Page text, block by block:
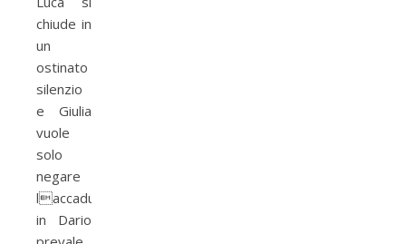
chiude in
un
ostinato
silenzio
e Giulia
vuole
solo
negare
laccaduto,
in Dario